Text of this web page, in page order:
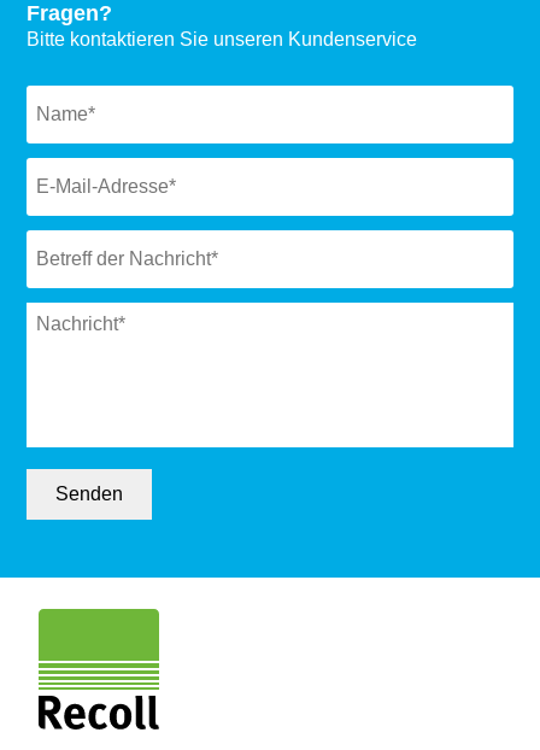
Fragen?
Bitte kontaktieren Sie unseren Kundenservice
Naam *
Email *
Subject *
Message *
Senden